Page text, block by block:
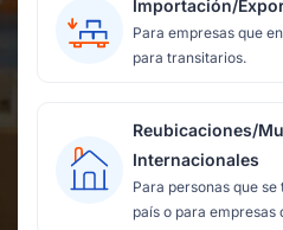
Importación/
Para empresas que
para transitarios.
Reubicaciones/
Internacionales
Para personas que
país o para empresas